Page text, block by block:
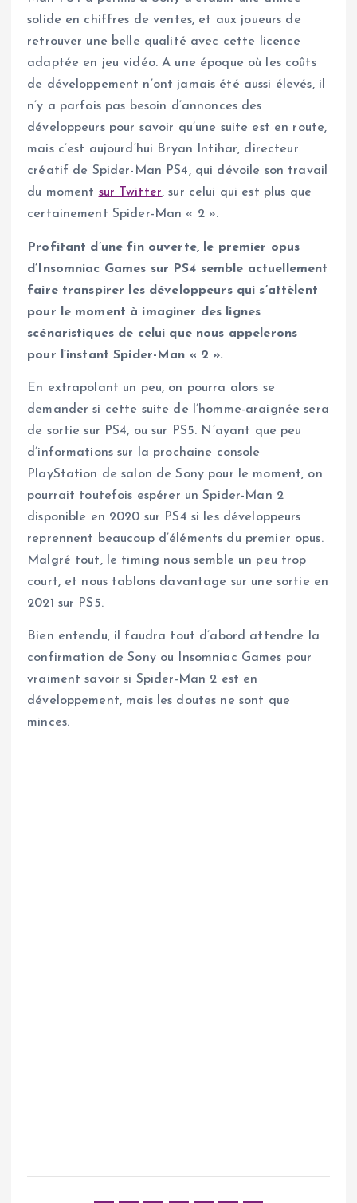
solide en chiffres de ventes, et aux joueurs de
retrouver une belle qualité avec cette licence
adaptée en jeu vidéo. A une époque où les coûts
de développement n’ont jamais été aussi élevés, il
n’y a parfois pas besoin d’annonces des
développeurs pour savoir qu’une suite est en route,
mais c’est aujourd’hui Bryan Intihar, directeur
créatif de Spider-Man PS4, qui dévoile son travail
du moment sur Twitter, sur celui qui est plus que
certainement Spider-Man « 2 ».
Profitant d’une fin ouverte, le premier opus
d’Insomniac Games sur PS4 semble actuellement
faire transpirer les développeurs qui s’attèlent
pour le moment à imaginer des lignes
scénaristiques de celui que nous appelerons
pour l’instant Spider-Man « 2 ».
En extrapolant un peu, on pourra alors se
demander si cette suite de l’homme-araignée sera
de sortie sur PS4, ou sur PS5. N’ayant que peu
d’informations sur la prochaine console
PlayStation de salon de Sony pour le moment, on
pourrait toutefois espérer un Spider-Man 2
disponible en 2020 sur PS4 si les développeurs
reprennent beaucoup d’éléments du premier opus.
Malgré tout, le timing nous semble un peu trop
court, et nous tablons davantage sur une sortie en
2021 sur PS5.
Bien entendu, il faudra tout d’abord attendre la
confirmation de Sony ou Insomniac Games pour
vraiment savoir si Spider-Man 2 est en
développement, mais les doutes ne sont que
minces.